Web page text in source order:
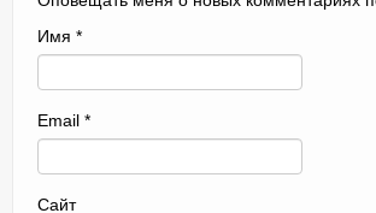
Имя *
Email *
Сайт